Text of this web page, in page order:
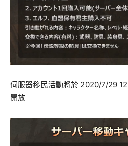
伺服器移民活動將於 2020/7/29
開放